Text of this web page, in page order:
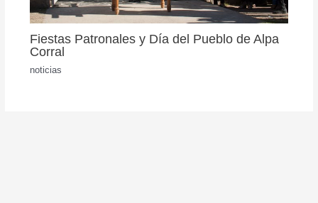
Fiestas Patronales y Día del Pueblo de Alpa
Corral
noticias